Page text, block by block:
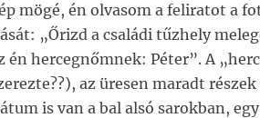
mögé, én olvasom a feliratot a
„Őrizd a családi tűzhely
én hercegnőmnek: Péter”. A
az üresen maradt
is van a bal alsó sarokban,